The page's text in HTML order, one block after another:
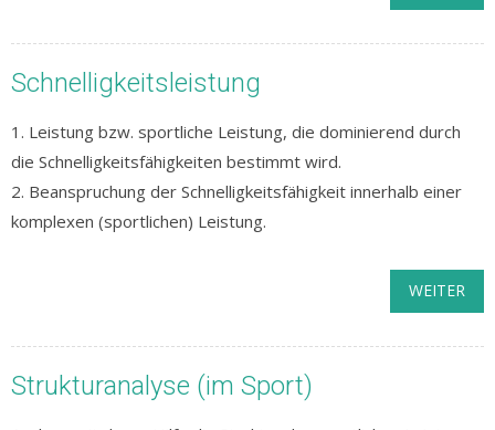
Schnelligkeitsleistung
1. Leistung bzw. sportliche Leistung, die dominierend durch
die Schnelligkeitsfähigkeiten bestimmt wird.
2. Beanspruchung der Schnelligkeitsfähigkeit innerhalb einer
komplexen (sportlichen) Leistung.
WEITER
Strukturanalyse (im Sport)